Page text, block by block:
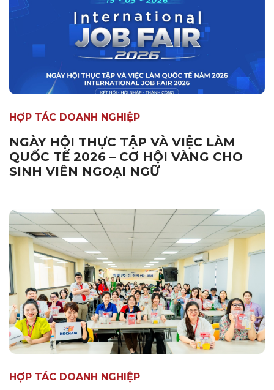
HỢP TÁC DOANH NGHIỆP
NGÀY HỘI THỰC TẬP VÀ VIỆC LÀM
QUỐC TẾ 2026 – CƠ HỘI VÀNG CHO
SINH VIÊN NGOẠI NGỮ
HỢP TÁC DOANH NGHIỆP